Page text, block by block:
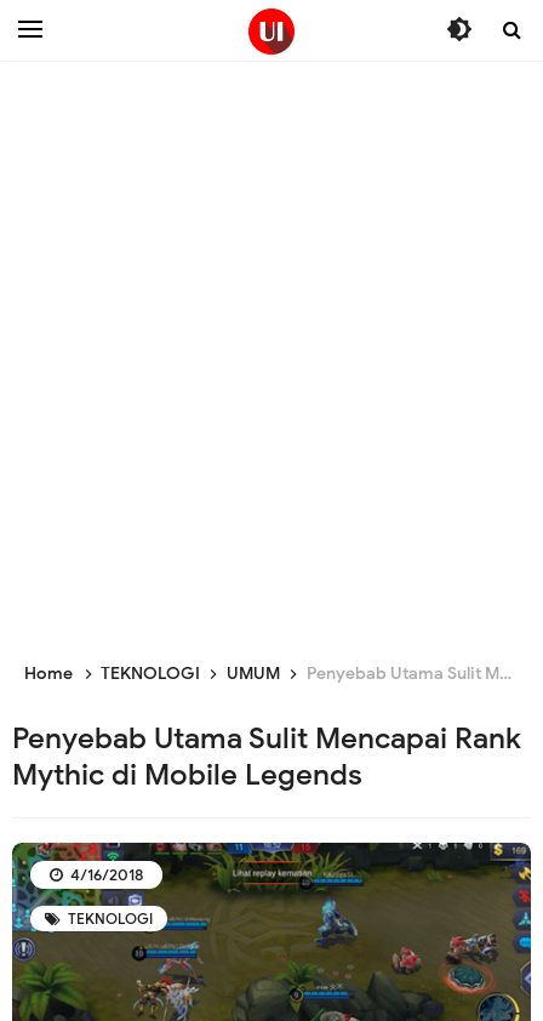
Home TEKNOLOGI UMUM Penyebab Utama Sulit Mencapai Rank Mythic di Mobile Legends
Penyebab Utama Sulit Mencapai Rank
Mythic di Mobile Legends
TEKNOLOGI
4/16/2018